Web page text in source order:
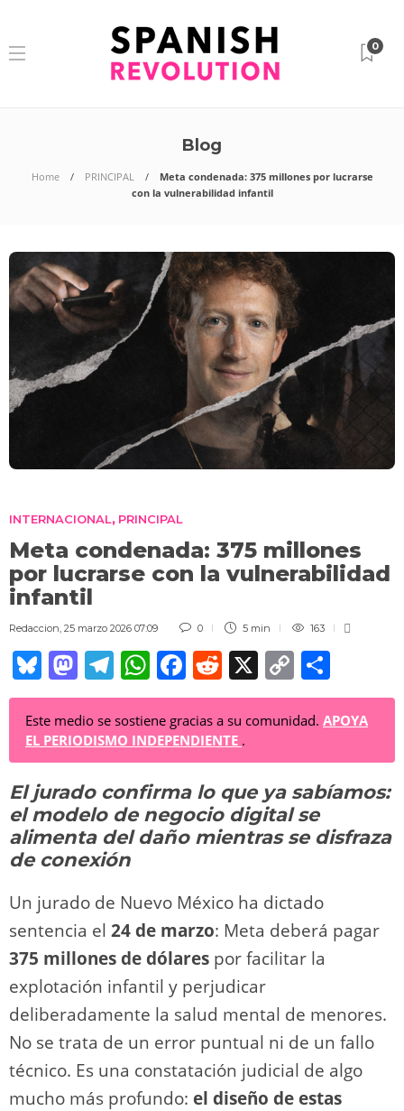
0
Blog
Home PRINCIPAL
Meta condenada: 375 millones por lucrarse
con la vulnerabilidad infantil
INTERNACIONAL, PRINCIPAL
Meta condenada: 375 millones
por lucrarse con la vulnerabilidad
infantil
Redaccion 25 marzo 2026 07:09 0 5 min 163
Bl
u
e
sk
y
M
a
st
o
d
o
n
T
el
e
gr
a
m
W
h
at
s
A
p
p
F
a
c
e
b
o
o
R
e
d
di
t
X C
o
p
Li
n
k
o
m
ar
tir
Este medio se sostiene gracias a su comunidad. APOYA
EL PERIODISMO INDEPENDIENTE .
El jurado confirma lo que ya sabíamos:
el modelo de negocio digital se
alimenta del daño mientras se disfraza
de conexión
Un jurado de Nuevo México ha dictado
sentencia el 24 de marzo: Meta deberá pagar
375 millones de dólares por facilitar la
explotación infantil y perjudicar
deliberadamente la salud mental de menores.
No se trata de un error puntual ni de un fallo
técnico. Es una constatación judicial de algo
mucho más profundo: el diseño de estas